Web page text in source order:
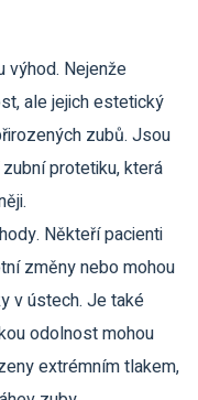
výhod. Nejenže
ale jejich estetický
zubů. Jsou
protetiku, která
Někteří pacienti
změny nebo mohou
v ústech. Je také
odolnost mohou
extrémním tlakem,